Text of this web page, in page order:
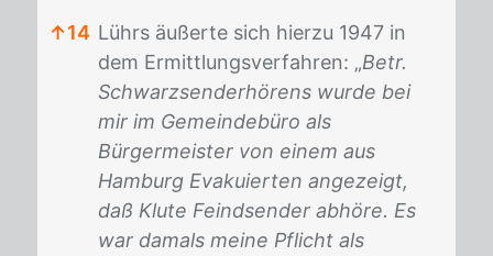
↑14 Lührs äußerte sich hierzu 1947 in
dem Ermittlungsverfahren: „Betr.
Schwarzsenderhörens wurde bei
mir im Gemeindebüro als
Bürgermeister von einem aus
Hamburg Evakuierten angezeigt,
daß Klute Feindsender abhöre. Es
war damals meine Pflicht als